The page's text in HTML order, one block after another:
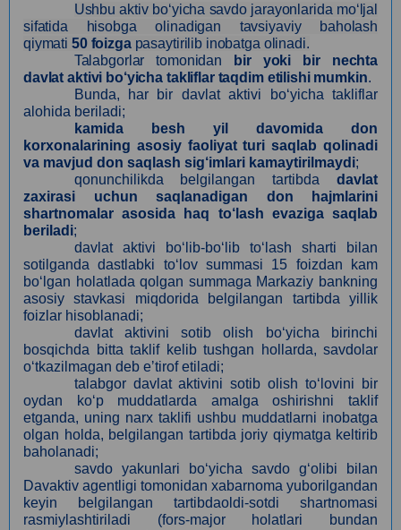
Ushbu aktiv bo‘yicha savdo jarayonlarida mo‘ljal
sifatida hisobga olinadigan tavsiyaviy baholash
qiymati 50 foizga pasaytirilib inobatga olinadi.
Talabgorlar tomonidan
bir yoki bir nechta
davlat aktivi bo‘yicha takliflar taqdim etilishi mumkin.
Bunda, har bir davlat aktivi bo‘yicha takliflar
alohida beriladi;
kamida besh yil davomida don
korxonalarining asosiy faoliyat turi saqlab qolinadi
va mavjud don saqlash sig‘imlari kamaytirilmaydi;
qonunchilikda belgilangan tartibda davlat
zaxirasi uchun saqlanadigan don hajmlarini
shartnomalar asosida haq to‘lash evaziga saqlab
beriladi;
davlat aktivi bo‘lib-bo‘lib to‘lash sharti bilan
sotilganda dastlabki to‘lov summasi 15 foizdan kam
bo‘lgan holatlada qolgan summaga Markaziy bankning
asosiy stavkasi miqdorida belgilangan tartibda yillik
foizlar hisoblanadi;
davlat aktivini sotib olish bo‘yicha birinchi
bosqichda bitta taklif kelib tushgan hollarda, savdolar
o‘tkazilmagan deb eʼtirof etiladi;
talabgor davlat aktivini sotib olish to‘lovini bir
oydan ko‘p muddatlarda amalga oshirishni taklif
etganda, uning narx taklifi ushbu muddatlarni inobatga
olgan holda, belgilangan tartibda joriy qiymatga keltirib
baholanadi;
savdo yakunlari bo‘yicha savdo g‘olibi bilan
Davaktiv agentligi tomonidan xabarnoma yuborilgandan
keyin belgilangan tartibdaoldi-sotdi shartnomasi
rasmiylashtiriladi (fors-major holatlari bundan